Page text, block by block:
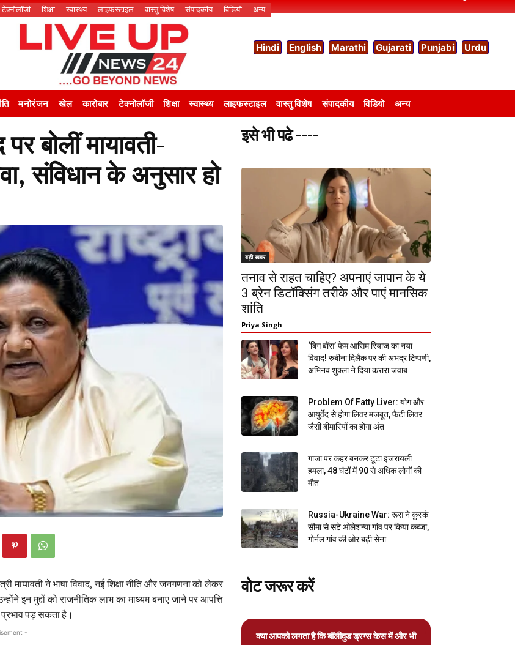
टेक्नोलॉजी शिक्षा स्वास्थ्य लाइफस्टाइल वास्तु विशेष संपादकीय विडियो अन्य
Hindi English Marathi Gujarati Punjabi Urdu
मनोरंजन खेल कारोबार टेक्नोलॉजी शिक्षा स्वास्थ्य लाइफस्टाइल वास्तु विशेष संपादकीय विडियो अन्य
बोलीं मायावती-
संविधान के अनुसार हो
मायावती ने भाषा विवाद, नई शिक्षा नीति और जनगणना को लेकर
इन मुद्दों को राजनीतिक लाभ का माध्यम बनाए जाने पर आपत्ति
पड़ सकता है।
-
इसे भी पढे ----
बड़ी खबर
तनाव से राहत चाहिए? अपनाएं जापान के ये
3 ब्रेन डिटॉक्सिंग तरीके और पाएं मानसिक
शांति
Priya Singh
‘बिग बॉस’ फेम आसिम रियाज का नया
विवाद! रुबीना दिलैक पर की अभद्र टिप्पणी,
अभिनव शुक्ला ने दिया करारा जवाब
Problem Of Fatty Liver: योग और
आयुर्वेद से होगा लिवर मजबूत, फैटी लिवर
जैसी बीमारियों का होगा अंत
गाजा पर कहर बनकर टूटा इजरायली
हमला, 48 घंटों में 90 से अधिक लोगों की
मौत
Russia-Ukraine War: रूस ने कुर्स्क
सीमा से सटे ओलेशन्या गांव पर किया कब्जा,
गोर्नल गांव की ओर बढ़ी सेना
वोट जरूर करें
क्या आपको लगता है कि बॉलीवुड ड्रग्स केस में और भी